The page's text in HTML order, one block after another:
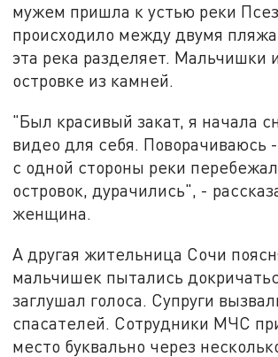
мужем пришла к устью реки
происходило между двумя
эта река разделяет. Мальчишки
островке из камней.
"Был красивый закат, я начала
видео для себя. Поворачиваюсь
с одной стороны реки
островок, дурачились", -
женщина.
А другая жительница Сочи
мальчишек пытались
заглушал голоса. Супруги
спасателей. Сотрудники МЧС
место буквально через